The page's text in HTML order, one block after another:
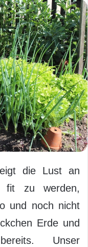
die Lust an
fit zu werden,
und noch nicht
Erde und
Unser